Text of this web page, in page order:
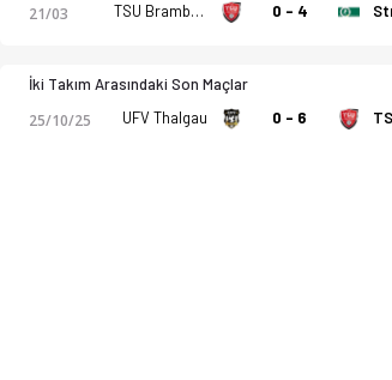
21/03 TSU Bramberg 0 - 4
İki Takım Arasındaki Son Maçlar
25/10/25 UFV Thalgau 0 - 6